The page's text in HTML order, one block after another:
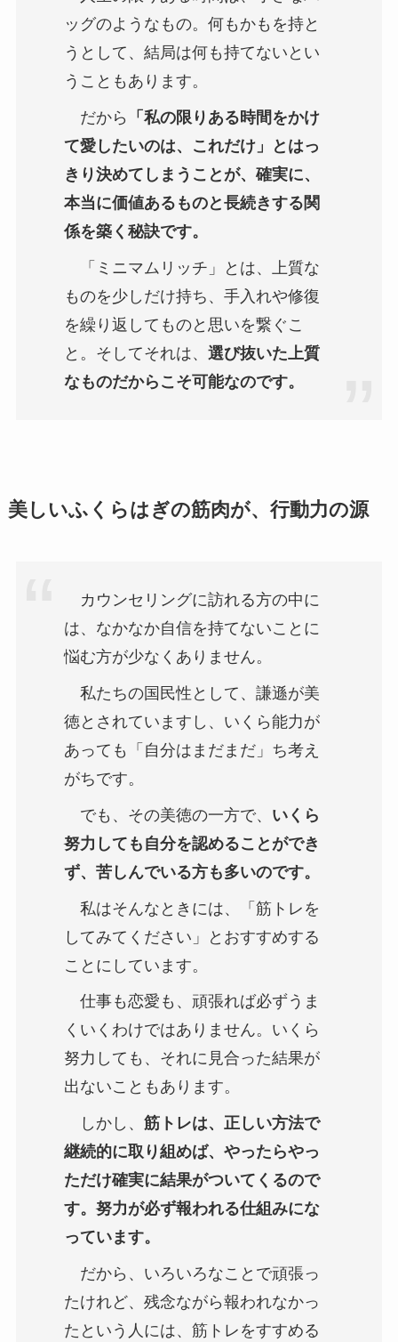
ッグのようなもの。何もかもを持と
うとして、結局は何も持てないとい
うこともあります。
だから
「私の限りある時間をかけ
て愛したいのは、これだけ」とはっ
きり決めてしまうことが、確実に、
本当に価値あるものと長続きする関
係を築く秘訣です。
「ミニマムリッチ」とは、上質な
ものを少しだけ持ち、手入れや修復
を繰り返してものと思いを繋ぐこ
と。そしてそれは、 選び抜いた上質
なものだからこそ可能なのです。
美しいふくらはぎの筋肉が、行動力の源
カウンセリングに訪れる方の中に
は、なかなか自信を持てないことに
悩む方が少なくありません。
私たちの国民性として、謙遜が美
徳とされていますし、いくら能力が
あっても「自分はまだまだ」ち考え
がちです。
でも、その美徳の一方で、 いくら
努力しても自分を認めることができ
ず、苦しんでいる方も多いのです。
私はそんなときには、「筋トレを
してみてください」とおすすめする
ことにしています。
仕事も恋愛も、頑張れば必ずうま
くいくわけではありません。いくら
努力しても、それに見合った結果が
出ないこともあります。
しかし、 筋トレは、正しい方法で
継続的に取り組めば、やったらやっ
ただけ確実に結果がついてくるので
す。努力が必ず報われる仕組みにな
っています。
だから、いろいろなことで頑張っ
たけれど、残念ながら報われなかっ
たという人には、筋トレをすすめる